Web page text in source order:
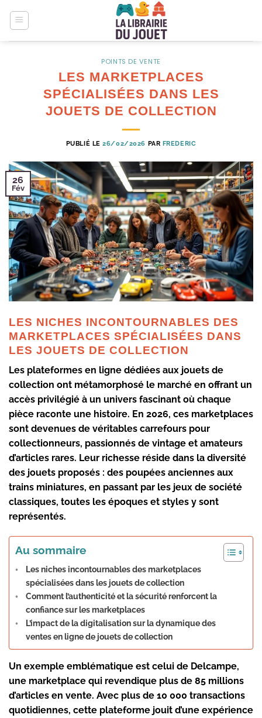
POINTS DE VENTE
LES MARKETPLACES
SPÉCIALISÉES DANS LES
JOUETS DE COLLECTION
PUBLIÉ LE26/02/2026 PAR FREDERIC
26
Fév
LES NICHES INCONTOURNABLES DES
MARKETPLACES SPÉCIALISÉES DANS
LES JOUETS DE COLLECTION
Les plateformes en ligne dédiées aux jouets de
collection ont métamorphosé le marché en offrant un
accès privilégié à un univers fascinant où chaque
pièce raconte une histoire. En 2026, ces marketplaces
sont devenues de véritables carrefours pour
collectionneurs, passionnés de vintage et amateurs
d’articles rares. Leur richesse réside dans la diversité
des jouets proposés : des poupées anciennes aux
trains miniatures, en passant par les jeux de société
classiques, toutes les époques et styles y sont
représentés.
Au sommaire
Les niches incontournables des marketplaces
spécialisées dans les jouets de collection
Comment l’authenticité et la sécurité renforcent la
confiance sur les marketplaces
L’impact de la digitalisation sur la dynamique des
ventes en ligne de jouets de collection
Un exemple emblématique est celui de Delcampe,
une marketplace qui revendique plus de 85 millions
d’articles en vente. Avec plus de 10 000 transactions
quotidiennes, cette plateforme jouit d’une expérience